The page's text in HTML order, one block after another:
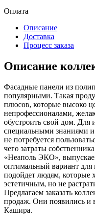
Оплата
Описание
Доставка
Процесс заказа
Описание
Фасадные панели из
популярными. Такая
плюсов, которые высоко
непрофессионалами,
обустроить свой дом. Для
специальными знаниями
не потребуется
чего затраты
«Неаполь ЭКО»,
оптимальный вариант
подойдет людям, которые
эстетичным, но не
Предлагаем заказать
продаж. Они появились и
Кашира.